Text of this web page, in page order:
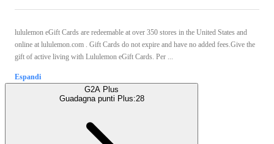
lululemon eGift Cards are redeemable at over 350 stores in the United States and
online at lululemon.com . Gift Cards do not expire and have no added fees.Give the
gift of active living with Lululemon eGift Cards. Per ...
Espandi
G2A Plus
Guadagna punti Plus:28